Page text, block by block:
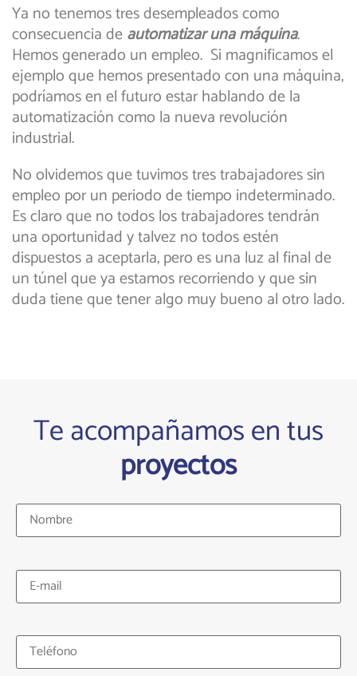
Ya no tenemos tres desempleados como
consecuencia deautomatizar una máquina.
Hemos generado un empleo. Si magnificamos el
ejemplo que hemos presentado con una máquina,
podríamos en el futuro estar hablando de la
automatización como la nueva revolución
industrial.
No olvidemos que tuvimos tres trabajadores sin
empleo por un periodo de tiempo indeterminado.
Es claro que no todos los trabajadores tendrán
una oportunidad y talvez no todos estén
dispuestos a aceptarla, pero es una luz al final de
un túnel que ya estamos recorriendo y que sin
duda tiene que tener algo muy bueno al otro lado.
Te acompañamos en tus
proyectos